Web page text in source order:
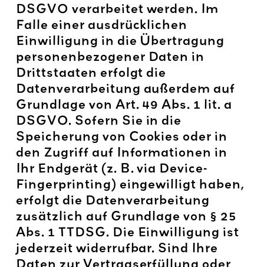
DSGVO verarbeitet werden. Im
Falle einer ausdrücklichen
Einwilligung in die Übertragung
personenbezogener Daten in
Drittstaaten erfolgt die
Datenverarbeitung außerdem auf
Grundlage von Art. 49 Abs. 1 lit. a
DSGVO. Sofern Sie in die
Speicherung von Cookies oder in
den Zugriff auf Informationen in
Ihr Endgerät (z. B. via Device-
Fingerprinting) eingewilligt haben,
erfolgt die Datenverarbeitung
zusätzlich auf Grundlage von § 25
Abs. 1 TTDSG. Die Einwilligung ist
jederzeit widerrufbar. Sind Ihre
Daten zur Vertragserfüllung oder